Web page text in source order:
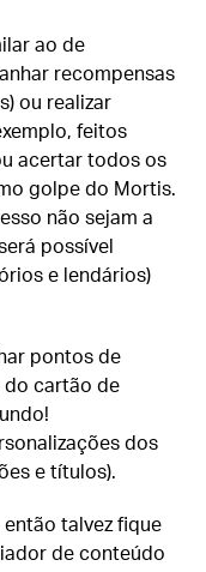
ao de
recompensas
ou realizar
feitos
acertar todos os
golpe do Mortis.
não sejam a
possível
e lendários)
pontos de
do cartão de
dos
e títulos).
talvez fique
de conteúdo